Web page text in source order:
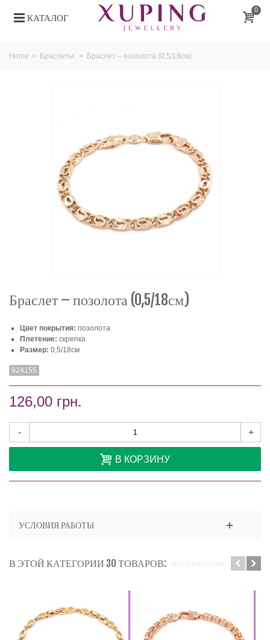
КАТАЛОГ
0
Home > Браслеты > Браслет – позолота (0,5/18см)
Браслет – позолота (0,5/18см)
Цвет покрытия: позолота
Плетение: скрепка
Размер: 0,5/18см
924155
126,00 грн.
- +
В КОРЗИНУ
УСЛОВИЯ РАБОТЫ
В ЭТОЙ КАТЕГОРИИ 30 ТОВАРОВ: